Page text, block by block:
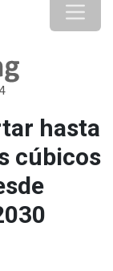
hasta
cúbicos